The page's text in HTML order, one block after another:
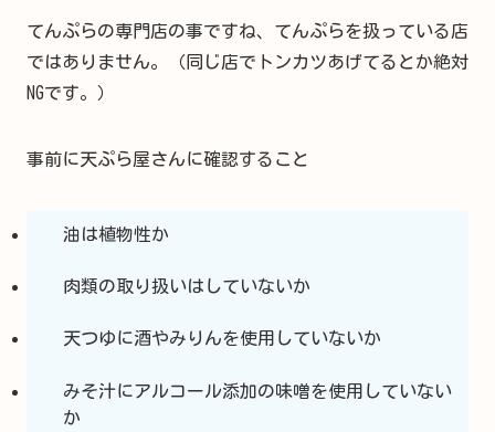
てんぷらの専門店の事ですね、てんぷらを扱っている店
ではありません。（同じ店でトンカツあげてるとか絶対
NGです。）
事前に天ぷら屋さんに確認すること
油は植物性か
肉類の取り扱いはしていないか
天つゆに酒やみりんを使用していないか
みそ汁にアルコール添加の味噌を使用していない
か